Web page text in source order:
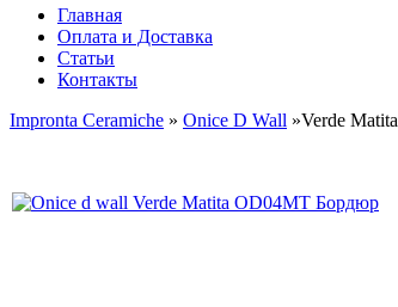
Главная
Оплата и Доставка
Статьи
Контакты
Impronta Ceramiche » Onice D Wall »Verde Matita